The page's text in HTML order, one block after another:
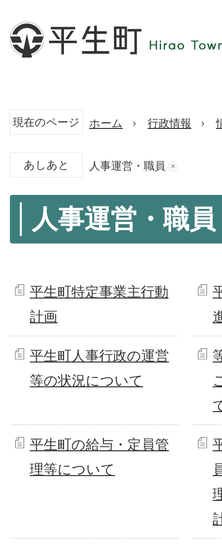
現在のページ ホーム 行政情報
あしあと 人事運営・職員
人事運営・職員
平生町特定事業主行動
計画
平生町人事行政の運営
等の状況について
平生町の給与・定員管
理等について